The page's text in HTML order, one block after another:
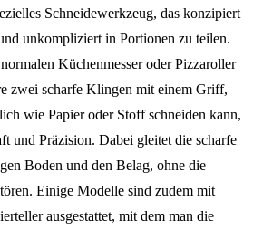
Schneidewerkzeug, das konzipiert
unkompliziert in Portionen zu teilen.
Küchenmesser oder Pizzaroller
zwei scharfe Klingen mit einem Griff,
wie Papier oder Stoff schneiden kann,
und Präzision. Dabei gleitet die scharfe
Boden und den Belag, ohne die
Einige Modelle sind zudem mit
ausgestattet, mit dem man die